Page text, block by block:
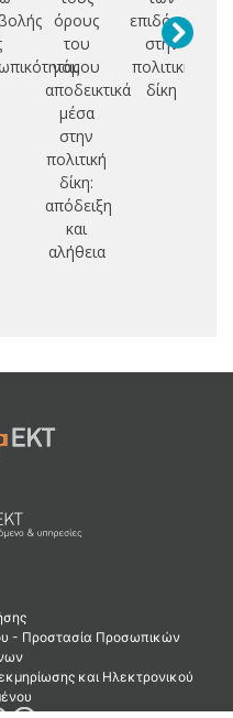
όρους
του
νόμου
αποδεικτικά
μέσα
στην
πολιτική
δίκη:
απόδειξη
και
αλήθεια
επιδόσεων
στην
πολιτική
δίκη